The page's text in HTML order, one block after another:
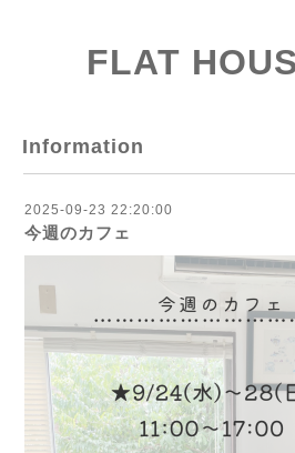
FLAT
Information
2025-09-23 22:20:00
今週のカフェ